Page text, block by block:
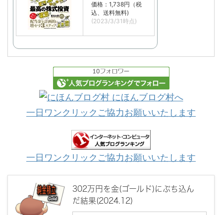
価格：1,738円（税
込、送料無料)
(2023/3/31時点)
一日ワンクリックご協力お願いいたします
一日ワンクリックご協力お願いいたします
302万円を金(ゴールド)にぶち込ん
だ結果(2024.12)